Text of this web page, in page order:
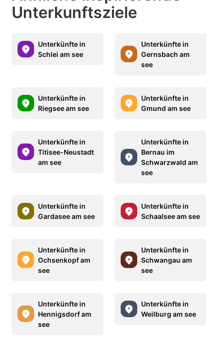
Unterkunftsziele
Unterkünfte in
Schlei am see
Unterkünfte in
Gernsbach am
see
Unterkünfte in
Riegsee am see
Unterkünfte in
Gmund am see
Unterkünfte in
Titisee-Neustadt
am see
Unterkünfte in
Bernau im
Schwarzwald am
see
Unterkünfte in
Gardasee am see
Unterkünfte in
Schaalsee am see
Unterkünfte in
Ochsenkopf am
see
Unterkünfte in
Schwangau am
see
Unterkünfte in
Hennigsdorf am
see
Unterkünfte in
Weilburg am see